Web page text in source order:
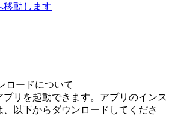
移動します
ロードについて
リを起動できます。アプリのインス
、以下からダウンロードしてくださ